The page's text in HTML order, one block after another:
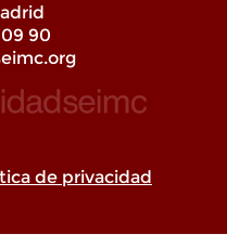
09 90
de privacidad